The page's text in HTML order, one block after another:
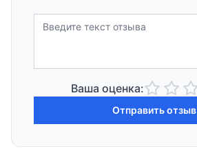
Ваша оценка:
Отправить отзыв